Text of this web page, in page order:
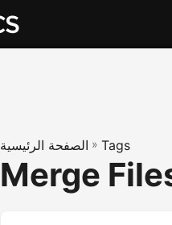
الصفحة الرئيسية » Tags
Merge